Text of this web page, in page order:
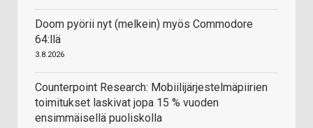
Doom pyörii nyt (melkein) myös Commodore
64:llä
3.8.2026
Counterpoint Research: Mobiilijärjestelmäpiirien
toimitukset laskivat jopa 15 % vuoden
ensimmäisellä puoliskolla